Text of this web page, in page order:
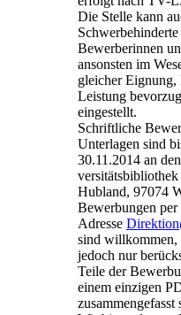
Die Stelle kann
Schwerbehinderte
Bewerberinnen
ansonsten im
gleicher
Leistung
eingestellt.
Schriftliche
Unterlagen sind
30.11.2014 an
Hubland, 97074
Bewerbungen
Adresse
sind willkommen,
jedoch nur
Teile der
einem einzigen
zusammengefasst